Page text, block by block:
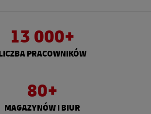
13 000+
PRACOWNIKÓW
80+
MAGAZYNÓW I BIUR